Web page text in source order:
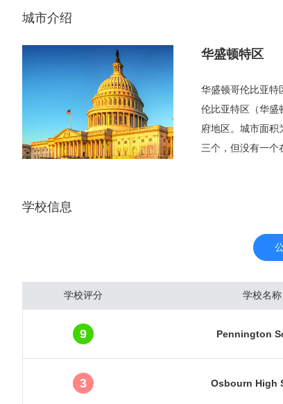
城市介绍
华盛顿特区
华盛顿哥伦比亚特
伦比亚特区（华盛
府地区。城市面
三个，但没有一个
在地，还拥有为
于政治中心的“庇
府受经济萧条的影
裕、财富富高度
疗，生物科技中
（WRAIR），国
华盛顿特区的高
学校信息
学校评分 学校名称
9 Pennington
3 Osbourn High